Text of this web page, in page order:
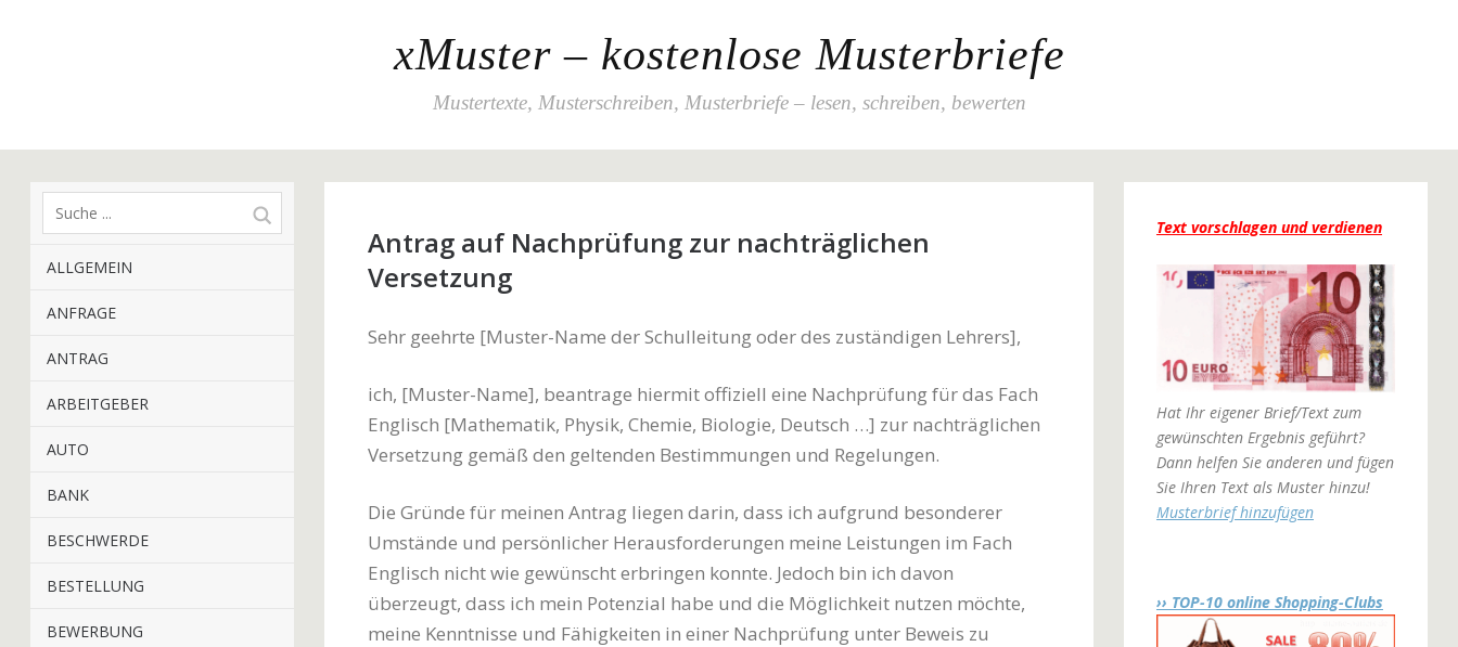
xMuster – kostenlose Musterbriefe
Mustertexte, Musterschreiben, Musterbriefe – lesen, schreiben, bewerten
ALLGEMEIN
ANFRAGE
ANTRAG
ARBEITGEBER
AUTO
BANK
BESCHWERDE
BESTELLUNG
BEWERBUNG
Antrag auf Nachprüfung zur nachträglichen
Versetzung
Sehr geehrte [Muster-Name der Schulleitung oder des zuständigen Lehrers],
ich, [Muster-Name], beantrage hiermit offiziell eine Nachprüfung für das Fach
Englisch [Mathematik, Physik, Chemie, Biologie, Deutsch …] zur nachträglichen
Versetzung gemäß den geltenden Bestimmungen und Regelungen.
Die Gründe für meinen Antrag liegen darin, dass ich aufgrund besonderer
Umstände und persönlicher Herausforderungen meine Leistungen im Fach
Englisch nicht wie gewünscht erbringen konnte. Jedoch bin ich davon
überzeugt, dass ich mein Potenzial habe und die Möglichkeit nutzen möchte,
meine Kenntnisse und Fähigkeiten in einer Nachprüfung unter Beweis zu
Text vorschlagen und verdienen
Hat Ihr eigener Brief/Text zum
gewünschten Ergebnis geführt?
Dann helfen Sie anderen und fügen
Sie Ihren Text als Muster hinzu!
Musterbrief hinzufügen
›› TOP-10 online Shopping-Clubs